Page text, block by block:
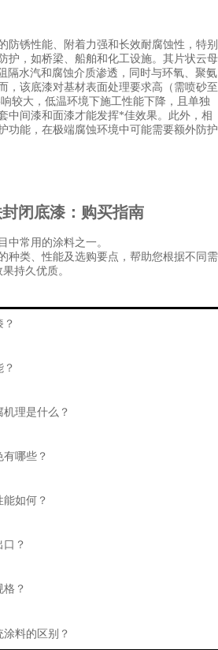
防锈性能、附着力强和长效耐腐蚀性，特别
护，如桥梁、船舶和化工设施。其片状云母
隔水汽和腐蚀介质渗透，同时与环氧、聚氨
，该底漆对基材表面处理要求高（需喷砂至
较大，低温环境下施工性能下降，且单独
中间漆和面漆才能发挥*佳效果。此外，相
功能，在极端腐蚀环境中可能需要额外防护
闭底漆 ：购买指南
中常用的涂料之一。
种类、性能及选购要点，帮助您根据不同需
持久优质。
理是什么？
哪些？
如何？
？
？
料的区别？